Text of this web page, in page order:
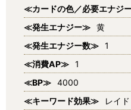
≪カードの色／必要エナジ
≪発生エナジー≫ 黄
≪発生エナジー数≫ 1
≪消費AP≫ 1
≪BP≫ 4000
≪キーワード効果≫
レイド